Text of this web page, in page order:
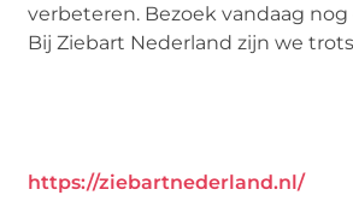
verbeteren. Bezoek vandaag
Bij Ziebart Nederland zijn we
https://ziebartnederland.nl/